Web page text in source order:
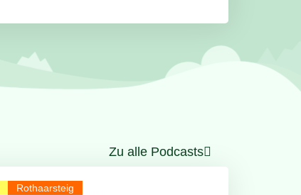
Zu alle Podcasts
Rothaarsteig